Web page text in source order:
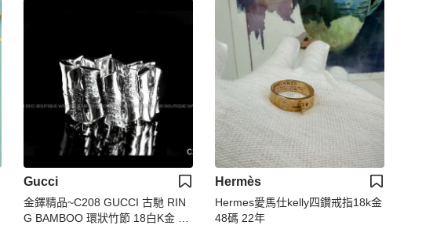
Gucci
金鐸精品~C208 GUCCI 古馳 RIN
G BAMBOO 環狀竹節 18白K金 鑲
Hermès
Hermes愛馬仕kelly四鑽戒指18k金
48碼 22年